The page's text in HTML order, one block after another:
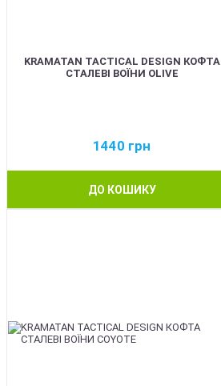
KRAMATAN TACTICAL DESIGN КОФТА
СТАЛЕВІ ВОЇНИ OLIVE
1440 грн
ДО КОШИКУ